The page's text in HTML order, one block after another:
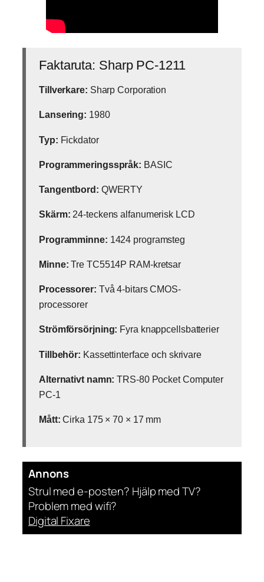
Faktaruta: Sharp PC-1211
Tillverkare: Sharp Corporation
Lansering: 1980
Typ: Fickdator
Programmeringsspråk: BASIC
Tangentbord: QWERTY
Skärm: 24-teckens alfanumerisk LCD
Programminne: 1424 programsteg
Minne: Tre TC5514P RAM-kretsar
Processorer: Två 4-bitars CMOS-
processorer
Strömförsörjning: Fyra knappcellsbatterier
Tillbehör: Kassettinterface och skrivare
Alternativt namn: TRS-80 Pocket Computer
PC-1
Mått: Cirka 175 × 70 × 17 mm
Annons
Strul med e-posten? Hjälp med TV?
Problem med wifi?
Digital Fixare